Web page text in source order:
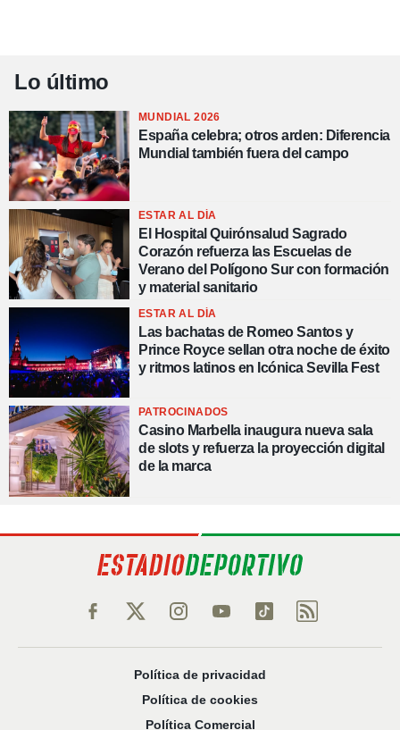
Lo último
MUNDIAL 2026
España celebra; otros arden: Diferencia
Mundial también fuera del campo
ESTAR AL DÍA
El Hospital Quirónsalud Sagrado
Corazón refuerza las Escuelas de
Verano del Polígono Sur con formación
y material sanitario
ESTAR AL DÍA
Las bachatas de Romeo Santos y
Prince Royce sellan otra noche de éxito
y ritmos latinos en Icónica Sevilla Fest
PATROCINADOS
Casino Marbella inaugura nueva sala
de slots y refuerza la proyección digital
de la marca
Política de privacidad
Política de cookies
Política Comercial